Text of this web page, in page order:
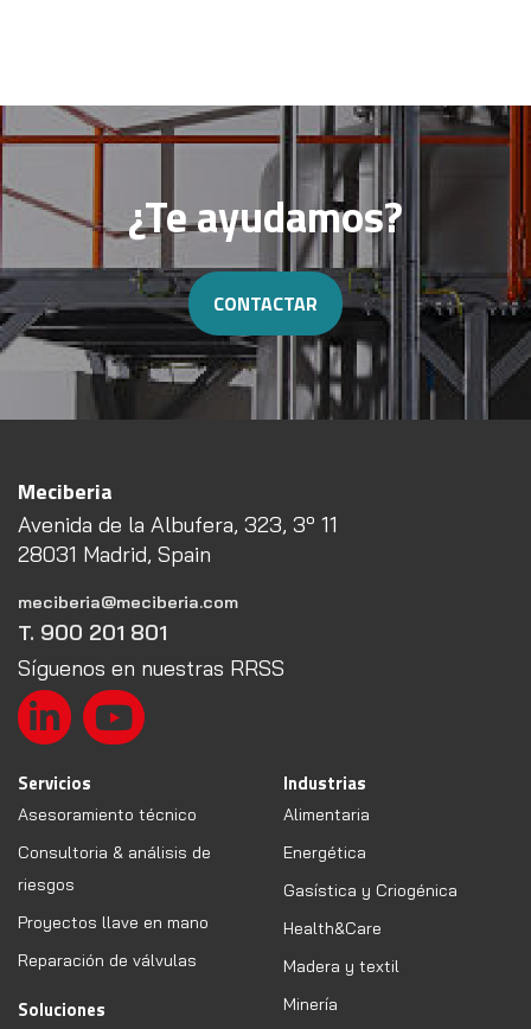
¿Te ayudamos?
CONTACTAR
Meciberia
Avenida de la Albufera, 323, 3º 11
28031 Madrid, Spain
meciberia@meciberia.com
T. 900 201 801
Síguenos en nuestras RRSS
Servicios
Asesoramiento técnico
Consultoria & análisis de
riesgos
Proyectos llave en mano
Reparación de válvulas
Soluciones
Industrias
Alimentaria
Energética
Gasística y Criogénica
Health&Care
Madera y textil
Minería